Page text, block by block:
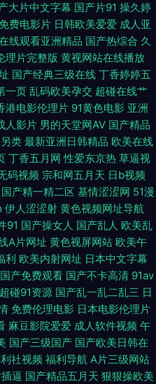
类性爱av 国产成人天天干 精品人妻
8页 国产网络自拍 91狼友在线观看
跟丝袜啪啪 国产成人高清网址 欧美
人人色 久久爱911 青青影院学生妹
洁衣 狠狠干快播 欧美激情网站 深夜
产精品偷综合 玖玖大香蕉老司机 日
天堂网 深夜福利传媒精品 伊人久久
视频 人人超逼逼 午夜草逼 91诱惑
五区 91国产黑丝足交 超碰91青娱乐
线精品色色 伊人网成人 超碰在线91
不卡久热涩 avtt久久天堂 国产精品
大片中文字幕 国产片91 操久婷
费电影片 日韩欧美爱爱 成人亚
线观看亚洲精品 国产热综合 久
理片完整版 黄视网站在线播放
国产经典三级在线 丁香婷婷五
一页 乱码欧美孕交 超碰在线艹
港电影伦理片 91黄色电影 亚洲
人影片 男的天堂网AV 国产精品
类 最新亚洲日韩精品 欧美在线
丁香五月网 性爱东京热 草逼视
码视频 宗和网五月天 日b视频
国产精一精二区 基情涩涩网 51漫
伊人涩涩射 黄色视频网址导航
91 国产操女人 国产乱人 欧美乱
A片网址 黄色视屏网站 欧美午
利 欧美内射网址 日本中文字幕
产免费观看 国产不卡高清 91av
超碰91资源 国产乱一乱二乱三 日
免费伦理电影 日本电影伦理片
麻豆影院爱爱 成人软件视频 午
国产三级国产 国产欧美日韩在
社视频 福利导航 A片三级网站
逼 国产精品五月天 狠狠操欧美